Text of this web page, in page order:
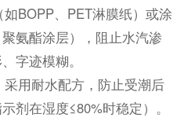
BOPP、PET淋膜纸）或涂
氨酯涂层），阻止水汽渗
字迹模糊。
用耐水配方，防止受潮后
剂在湿度≤80%时稳定）。